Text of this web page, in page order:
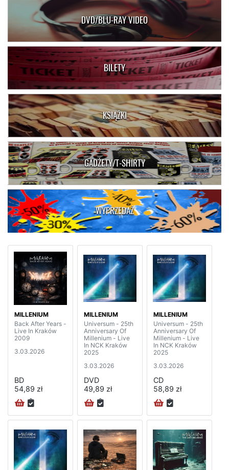
DVD/BLU-RAY VIDEO
BILETY
KSIĄŻKI
GADŻETY/T-SHIRTY
WYPRZEDAŻ
MILLENIUM
Back After Years -
Live In Kraków
2009
3.03.2026
BD
54,89 zł
MILLENIUM
Universum - 25th
Anniversary Of
Millenium - Live
In NCK Kraków
2025
3.03.2026
DVD
49,89 zł
MILLENIUM
Universum - 25th
Anniversary Of
Millenium - Live
In NCK Kraków
2025
3.03.2026
CD
58,89 zł